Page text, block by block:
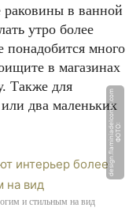
раковины в ванной
утро более
понадобится много
в магазинах
Также для
два маленьких
Ф
О
Т
О:
d
e
si
g
n.
fl
a
mi
ni
a
d
el
c
o
n
t
e.
c
o
m
и стильным на вид